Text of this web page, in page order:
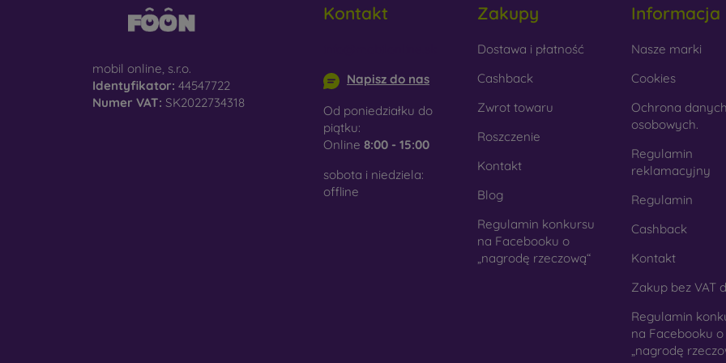
dotyku. Jest to precyzyjne wykonanie z dbałością o szczegóły.
- Dzięki połączeniu drewna i materiału TPU
na telefon. Do produkcji użyto wysokiej jakości naturalnego
- Szkło służy jedynie jako uzupełnienie pokrowców.
komórkowych. Wadą jest to, że po upadku szklana obudowa może
Materiał z recyklingu
- Kompostowalne pokrowce na
pochodzących z recyklingu, dzięki czemu mogą rozkładać się w
jest obecnie bardzo ważna.
W naszym sklepie internetowym FOON można znaleźć dziesiątki
wykonanych z różnych materiałów. Po prostu wybierz swój.
mobil online, s.r.o.
Identyfikator: 44547722
Numer VAT: SK2022734318
Kontakt
Napisz do nas
Od poniedziałku do
piątku:
Online 8:00 - 15:00
sobota i niedziela:
offline
Zakupy
Dostawa i płatność
Cashback
Zwrot towaru
Roszczenie
Kontakt
Blog
Regulamin konkursu
na Facebooku o
„nagrodę rzeczową“
Informacja
Nasze marki
Cookies
Ochrona danych
osobowych.
Regulamin
reklamacyjny
Regulamin
Cashback
Kontakt
Zakup bez VAT
Regulamin
na Facebooku o
„nagrodę